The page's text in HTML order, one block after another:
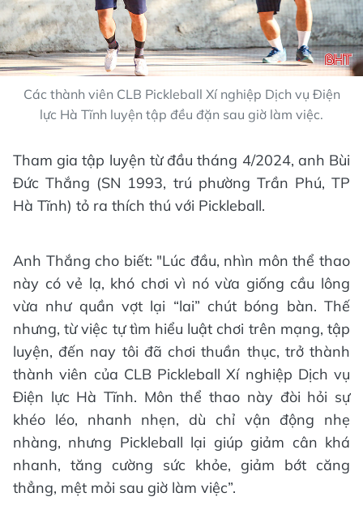
Các thành viên CLB Pickleball Xí nghiệp Dịch vụ Điện
lực Hà Tĩnh luyện tập đều đặn sau giờ làm việc.
Tham gia tập luyện từ đầu tháng 4/2024, anh Bùi
Đức Thắng (SN 1993, trú phường Trần Phú, TP
Hà Tĩnh) tỏ ra thích thú với Pickleball.
Anh Thắng cho biết: "Lúc đầu, nhìn môn thể thao
này có vẻ lạ, khó chơi vì nó vừa giống cầu lông
vừa như quần vợt lại “lai” chút bóng bàn. Thế
nhưng, từ việc tự tìm hiểu luật chơi trên mạng, tập
luyện, đến nay tôi đã chơi thuần thục, trở thành
thành viên của CLB Pickleball Xí nghiệp Dịch vụ
Điện lực Hà Tĩnh. Môn thể thao này đòi hỏi sự
khéo léo, nhanh nhẹn, dù chỉ vận động nhẹ
nhàng, nhưng Pickleball lại giúp giảm cân khá
nhanh, tăng cường sức khỏe, giảm bớt căng
thẳng, mệt mỏi sau giờ làm việc”.